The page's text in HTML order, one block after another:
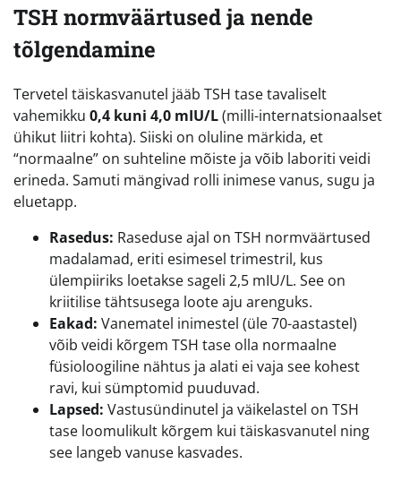
TSH normväärtused ja nende
tõlgendamine
Tervetel täiskasvanutel jääb TSH tase tavaliselt
vahemikku 0,4 kuni 4,0 mIU/L(milli-internatsionaalset
ühikut liitri kohta). Siiski on oluline märkida, et
“normaalne” on suhteline mõiste ja võib laboriti veidi
erineda. Samuti mängivad rolli inimese vanus, sugu ja
eluetapp.
Rasedus: Raseduse ajal on TSH normväärtused
madalamad, eriti esimesel trimestril, kus
ülempiiriks loetakse sageli 2,5 mIU/L. See on
kriitilise tähtsusega loote aju arenguks.
Eakad: Vanematel inimestel (üle 70-aastastel)
võib veidi kõrgem TSH tase olla normaalne
füsioloogiline nähtus ja alati ei vaja see kohest
ravi, kui sümptomid puuduvad.
Lapsed: Vastusündinutel ja väikelastel on TSH
tase loomulikult kõrgem kui täiskasvanutel ning
see langeb vanuse kasvades.